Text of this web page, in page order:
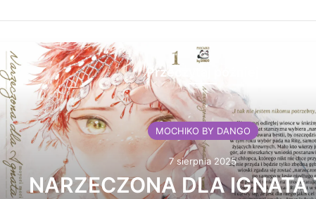
Przeczytaj później
MOCHIKO BY DANGO
7 sierpnia 2025
NARZECZONA DLA IGNATA